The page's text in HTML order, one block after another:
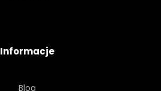
Informacje
Blog